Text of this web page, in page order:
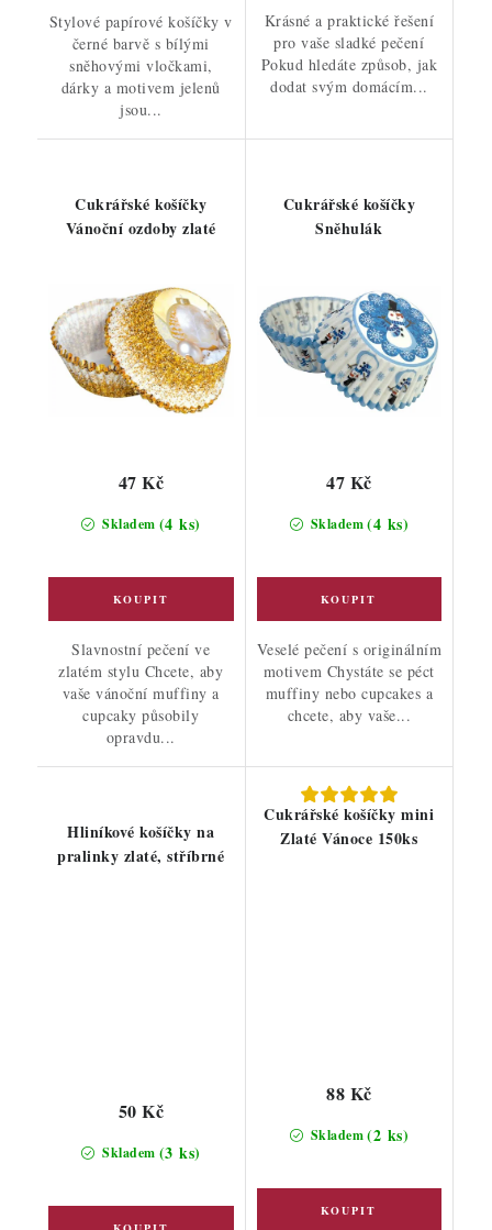
Stylové papírové košíčky v
černé barvě s bílými
sněhovými vločkami,
dárky a motivem jelenů
jsou...
Krásné a praktické řešení
pro vaše sladké pečení
Pokud hledáte způsob, jak
dodat svým domácím...
Cukrářské košíčky
Vánoční ozdoby zlaté
Skladem (4 ks)
47 Kč
Slavnostní pečení ve
zlatém stylu Chcete, aby
vaše vánoční muffiny a
cupcaky působily
opravdu...
Cukrářské košíčky
Sněhulák
Skladem(4 ks)
47 Kč
Veselé pečení s originálním
motivem Chystáte se péct
muffiny nebo cupcakes a
chcete, aby vaše...
Hliníkové košíčky na
pralinky zlaté, stříbrné
Skladem (3 ks)
50 Kč
Cukrářské košíčky mini
Zlaté Vánoce 150ks
Skladem(2 ks)
88 Kč